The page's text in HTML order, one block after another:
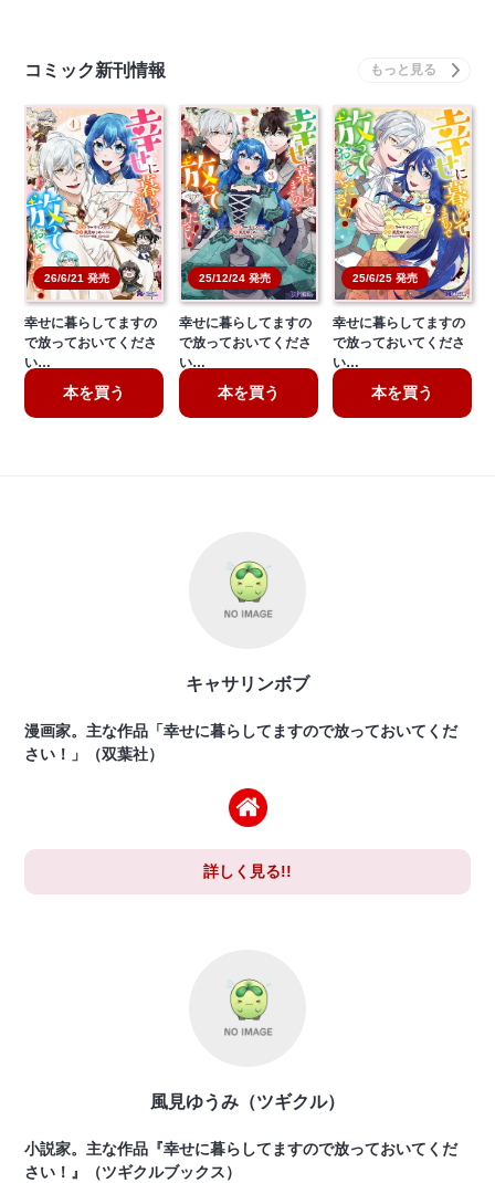
コミック新刊情報
26/6/21 発売
幸せに暮らしてますの
で放っておいてくださ
い…
本を買う
25/12/24 発売
幸せに暮らしてますの
で放っておいてくださ
い…
本を買う
25/6/25 発売
幸せに暮らしてますの
で放っておいてくださ
い…
本を買う
キャサリンボブ
漫画家。主な作品「幸せに暮らしてますので放っておいてくだ
さい！」（双葉社）
詳しく見る!!
風見ゆうみ（ツギクル）
小説家。主な作品『幸せに暮らしてますので放っておいてくだ
さい！』（ツギクルブックス）